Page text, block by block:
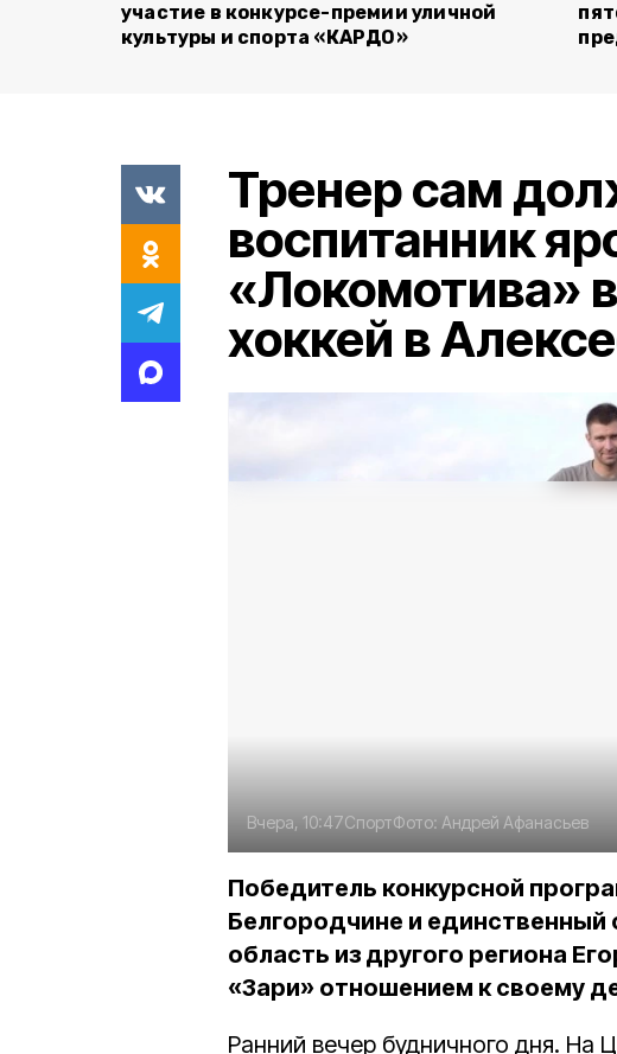
участие в конкурсе-премии уличной
культуры и спорта «КАРДО»
Тренер сам
воспитанник
«Локомотива»
хоккей в
Вчера, 10:47СпортФото: Андрей Афанасьев
Победитель конкурсной
Белгородчине и
область из другого региона
«Зари» отношением к своему
Ранний вечер будничного дня.